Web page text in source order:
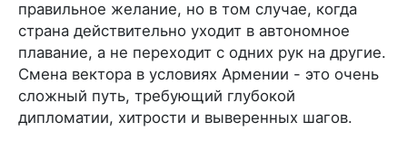
правильное желание, но в том случае, когда
страна действительно уходит в автономное
плавание, а не переходит с одних рук на другие.
Смена вектора в условиях Армении - это очень
сложный путь, требующий глубокой
дипломатии, хитрости и выверенных шагов.